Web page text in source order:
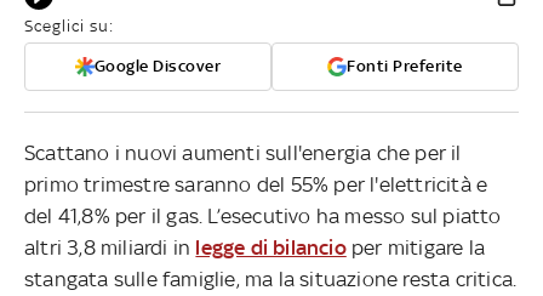
Sceglici su:
Google Discover Fonti Preferite
Scattano i nuovi aumenti sull'energia che per il
primo trimestre saranno del 55% per l'elettricità e
del 41,8% per il gas. L’esecutivo ha messo sul piatto
altri 3,8 miliardi in legge di bilancioper mitigare la
stangata sulle famiglie, ma la situazione resta critica.